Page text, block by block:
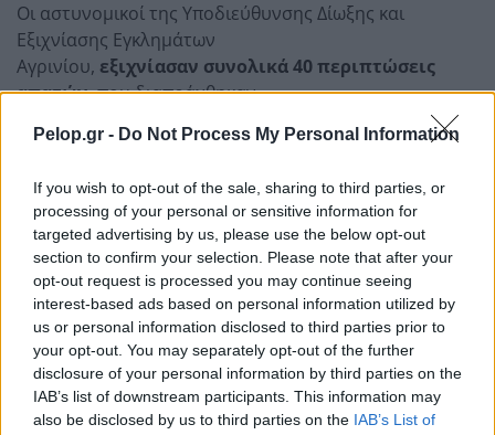
Pelop.gr - Do Not Process My Personal Information
If you wish to opt-out of the sale, sharing to third parties, or
processing of your personal or sensitive information for
targeted advertising by us, please use the below opt-out
section to confirm your selection. Please note that after your
opt-out request is processed you may continue seeing
interest-based ads based on personal information utilized by
us or personal information disclosed to third parties prior to
your opt-out. You may separately opt-out of the further
disclosure of your personal information by third parties on the
IAB’s list of downstream participants. This information may
also be disclosed by us to third parties on the IAB’s List of
Οι αστυνομικοί της Υποδιεύθυνσης Δίωξης και
Εξιχνίασης Εγκλημάτων
Αγρινίου, εξιχνίασαν συνολικά 40 περιπτώσεις
απατών, που διαπράχθηκαν
, Κοζάνη,
Σέρρες, Ιωάννινα,
Καλαμάτα, Καβάλα, Ξάνθη,
Ροδόπη, Αλεξανδρούπολη, Λέσβο, Θήρα και Κω) κατά
τις οποίες οι δράστες
αποκόμισαν παράνομο περιουσιακό όφελος, που
ανέρχεται περίπου στις
164.000 ευρώ.
Μεθοδολογία της δεύτερης εγκληματικής
οργάνωσης: